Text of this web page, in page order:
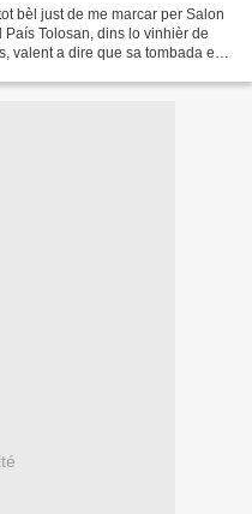
bèl just de me marcar per Salon
Tolosan, dins lo vinhièr de
valent a dire que sa tombada es